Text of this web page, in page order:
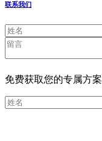
联系我们
免费获取您的专属方案